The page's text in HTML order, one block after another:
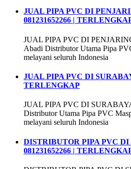
JUAL PIPA PVC DI
081231652266 |
JUAL PIPA PVC DI
Abadi Distributor Utama Pipa
melayani seluruh Indonesia
JUAL PIPA PVC DI
TERLENGKAP
JUAL PIPA PVC DI
Distributor Utama Pipa PVC
melayani seluruh Indonesia
DISTRIBUTOR PIPA PVC DI
081231652266 |